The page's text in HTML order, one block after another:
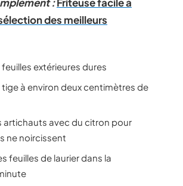
des meilleurs
feuilles extérieures dures
tige à environ deux centimètres de
artichauts avec du citron pour
ne noircissent
feuilles de laurier dans la